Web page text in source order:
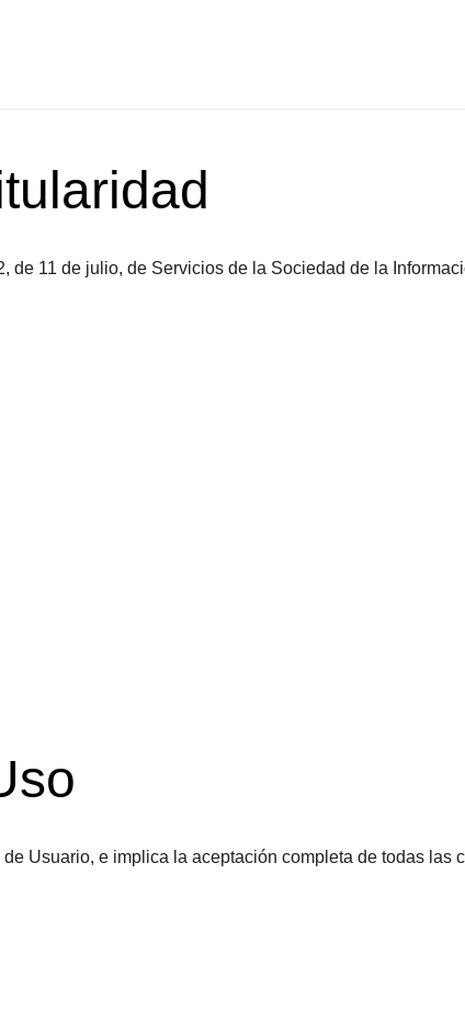
de 11 de julio, de Servicios de la Sociedad de la
Usuario, e implica la aceptación completa de todas las